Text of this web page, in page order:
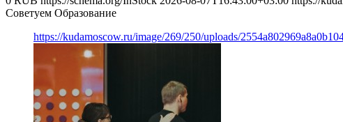
Советуем Образование
https://kudamoscow.ru/image/269/250/uploads/